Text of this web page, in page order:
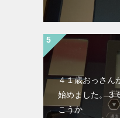
４１歳おっさん
始めました。３
こうか